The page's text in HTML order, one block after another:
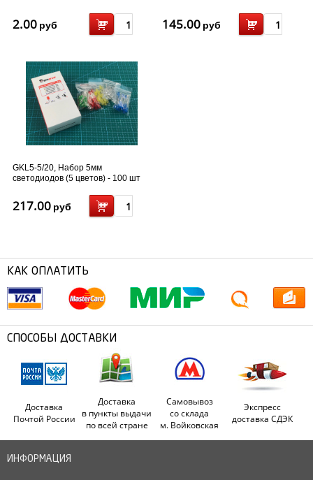
2.00 руб 145.00 руб
GKL5-5/20, Набор 5мм
светодиодов (5 цветов) - 100 шт
217.00 руб
КАК ОПЛАТИТЬ
СПОСОБЫ ДОСТАВКИ
Доставка
Почтой России
Доставка
в пункты выдачи
по всей стране
Самовывоз
со склада
м. Войковская
Экспресс
доставка СДЭК
ИНФОРМАЦИЯ